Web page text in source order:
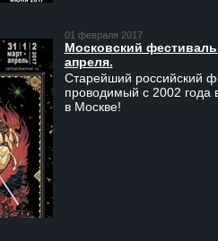
01 февраля 2017
Московский фестиваль
апреля.
Старейший российский
проводимый с 2002 года
в Москве!